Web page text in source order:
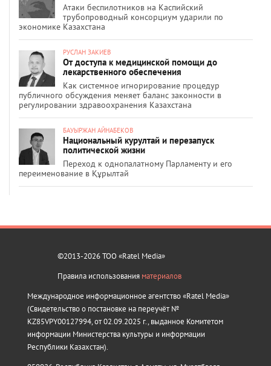
Атаки беспилотников на Каспийский
трубопроводный консорциум ударили по
экономике Казахстана
РУСЛАН ЗАКИЕВ
От доступа к медицинской помощи до
лекарственного обеспечения
Как системное игнорирование процедур
публичного обсуждения меняет баланс законности в
регулировании здравоохранения Казахстана
БАУЫРЖАН АЙНАБЕКОВ
Национальный курултай и перезапуск
политической жизни
Переход к однопалатному Парламенту и его
переименование в Құрылтай
©2013-2026 ТОО «Ratel Media»
Правила использования материалов
Международное информационное агентство «Ratel Media»
(Свидетельство о постановке на переучёт №
KZ85VPY00127994, от 02.09.2025 г., выданное Комитетом
информации Министерства культуры и информации
Республики Казахстан).